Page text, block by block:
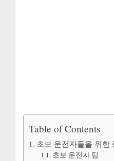
Table of Contents
초보 운전자들을 위한
초보 운전자 팁